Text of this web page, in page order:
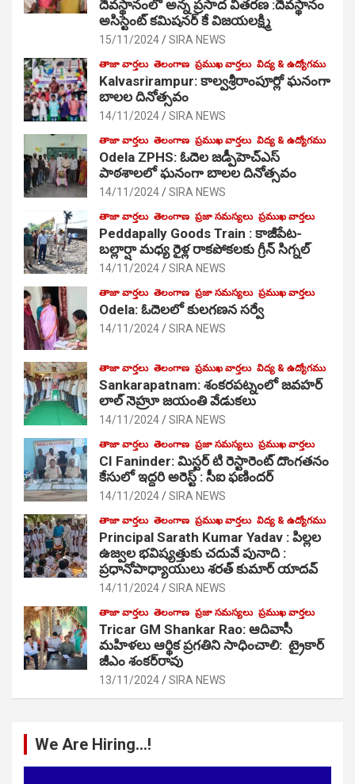
దేవస్థానంలో అన్న ప్రసాద వితరణ :దేవస్థానం
అసిస్టెంట్ కమిషనర్ కే విజయలక్ష్మి
15/11/2024 SIRA NEWS
తాజా వార్తలు తెలంగాణ ప్రముఖ వార్తలు విద్య & ఉద్యోగము
Kalvasrirampur: కాల్వశ్రీరాంపూర్లో ఘనంగా
బాలల దినోత్సవం
14/11/2024 SIRA NEWS
తాజా వార్తలు తెలంగాణ ప్రముఖ వార్తలు విద్య & ఉద్యోగము
Odela ZPHS: ఓదెల జ‌డ్పీహెచ్ఎస్
పాఠ‌శాల‌లో ఘనంగా బాలల దినోత్సవం
14/11/2024 SIRA NEWS
తాజా వార్తలు తెలంగాణ ప్రజా సమస్యలు ప్రముఖ వార్తలు
Peddapally Goods Train : కాజీపేట-
బల్లార్షా మధ్య రైళ్ల రాకపోకలకు గ్రీన్ సిగ్నల్
14/11/2024 SIRA NEWS
తాజా వార్తలు తెలంగాణ ప్రజా సమస్యలు ప్రముఖ వార్తలు
Odela: ఓదెలలో కులగణన సర్వే
14/11/2024 SIRA NEWS
తాజా వార్తలు తెలంగాణ ప్రముఖ వార్తలు విద్య & ఉద్యోగము
Sankarapatnam: శంకరపట్నంలో జవహర్
లాల్ నెహ్రూ జయంతి వేడుకలు
14/11/2024 SIRA NEWS
తాజా వార్తలు తెలంగాణ ప్రజా సమస్యలు ప్రముఖ వార్తలు
CI Faninder: మిస్టర్ టి రెస్టారెంట్ దొంగతనం
కేసులో ఇద్దరి అరెస్ట్ : సీఐ ఫణిందర్
14/11/2024 SIRA NEWS
తాజా వార్తలు తెలంగాణ ప్రముఖ వార్తలు విద్య & ఉద్యోగము
Principal Sarath Kumar Yadav : పిల్లల
ఉజ్వల భవిష్యత్తుకు చదువే పునాది :
ప్రధానోపాధ్యాయులు శరత్ కుమార్ యాదవ్
14/11/2024 SIRA NEWS
తాజా వార్తలు తెలంగాణ ప్రజా సమస్యలు ప్రముఖ వార్తలు
Tricar GM Shankar Rao: ఆదివాసీ
మహిళలు ఆర్థిక ప్రగతిని సాధించాలి: ట్రైకార్
జీఎం శంకర్‌రావు
13/11/2024 SIRA NEWS
We Are Hiring…!